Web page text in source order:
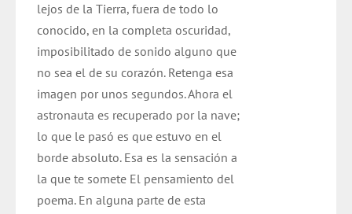
lejos de la Tierra, fuera de todo lo
conocido, en la completa oscuridad,
imposibilitado de sonido alguno que
no sea el de su corazón. Retenga esa
imagen por unos segundos. Ahora el
astronauta es recuperado por la nave;
lo que le pasó es que estuvo en el
borde absoluto. Esa es la sensación a
la que te somete El pensamiento del
poema. En alguna parte de esta